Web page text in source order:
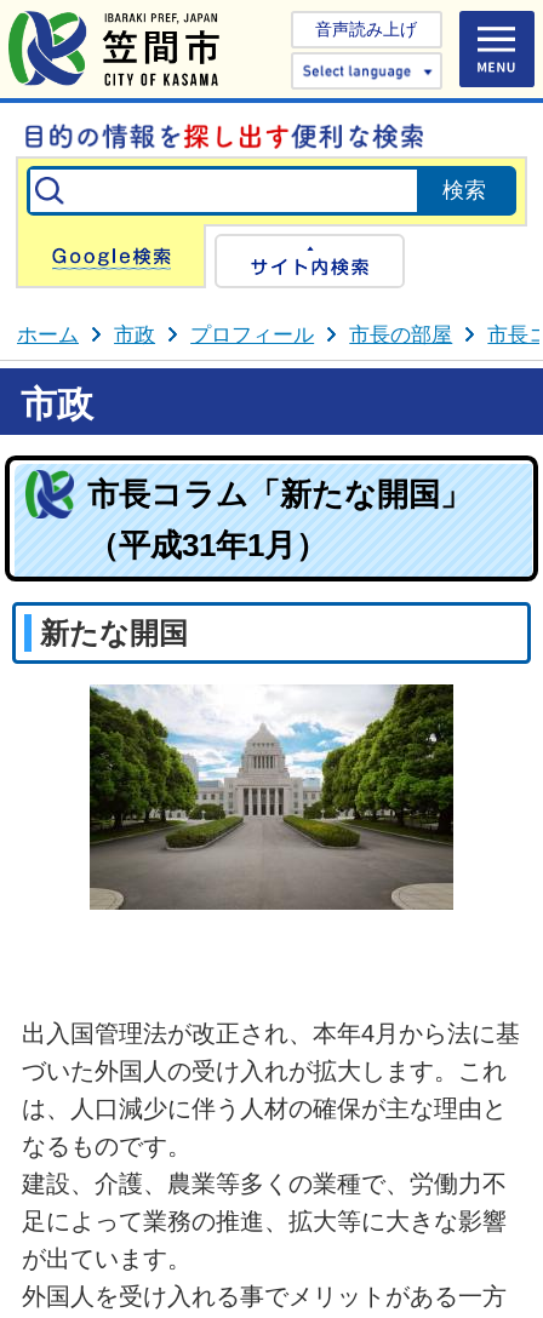
音声読み上げ
Select
Google検索
ホーム 市政 プロフィール 市長の部屋 市長
市政
市長コラム「新たな開国」
（平成31年1月）
新たな開国
出入国管理法が改正され、本年4月から法に基
づいた外国人の受け入れが拡大します。これ
は、人口減少に伴う人材の確保が主な理由と
なるものです。
建設、介護、農業等多くの業種で、労働力不
足によって業務の推進、拡大等に大きな影響
が出ています。
外国人を受け入れる事でメリットがある一方